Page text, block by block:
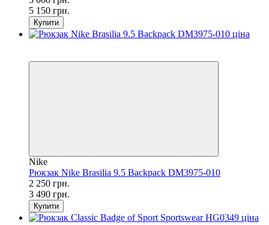
5 150 грн.
Купити
Nike
Рюкзак Nike Brasilia 9.5 Backpack DM3975-010
2 250 грн.
3 490 грн.
Купити